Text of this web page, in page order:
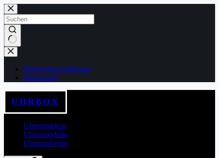
Zum
Inhalt
springen
Keine
Ergebnisse
Datenschutzerklärung
Impressum
UHRBOX
Uhrenmarken
Uhrenmodelle
Uhrenzubehör